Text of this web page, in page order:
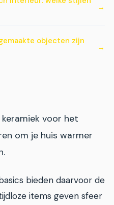
objecten zijn
voor het
om je huis warmer
bieden daarvoor de
items geven sfeer